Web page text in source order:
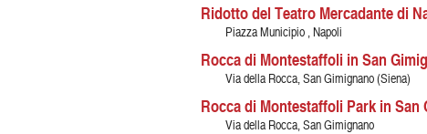
Ridotto del Teatro Mercadante di
Piazza Municipio , Napoli
Rocca di Montestaffoli in San
Via della Rocca, San Gimignano (Siena)
Rocca di Montestaffoli Park in San
Via della Rocca, San Gimignano